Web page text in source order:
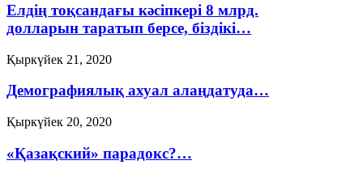
Елдің тоқсандағы кәсіпкері 8 млрд.
долларын таратып берсе, біздікі…
Қыркүйек 21, 2020
Демографиялық ахуал алаңдатуда…
Қыркүйек 20, 2020
«Қазақский» парадокс?…